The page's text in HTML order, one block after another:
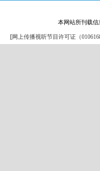
本网站所刊载
[网上传播视听节目许可证（